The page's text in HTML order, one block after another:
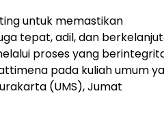
untuk memastikan
tepat, adil, dan
proses yang
pada kuliah umum
(UMS), Jumat